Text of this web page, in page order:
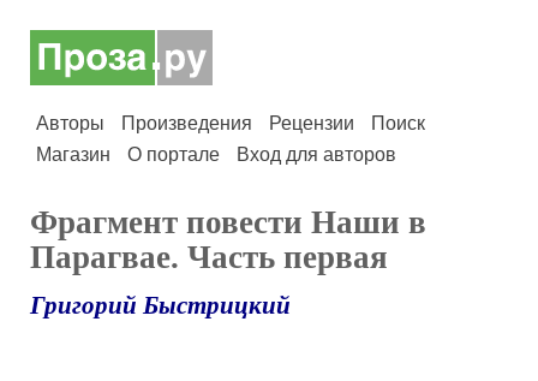
Авторы Произведения Рецензии
Поиск
Магазин
О портале Вход для авторов
Фрагмент повести Наши в
Парагвае. Часть первая
Григорий Быстрицкий